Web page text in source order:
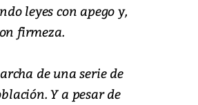
leyes con apego y,
firmeza.
de una serie de
Y a pesar de